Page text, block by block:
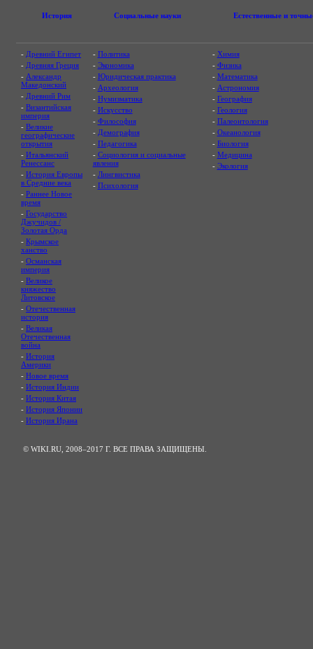
История Социальные науки Естественные и
- Древний Египет
- Древняя Греция
- Александр
Македонский
- Древний Рим
- Византийская
империя
- Великие
географические
открытия
- Итальянский
Ренессанс
- История Европы
в Средние века
- Раннее Новое
время
- Государство
Джучидов /
Золотая Орда
- Крымское
ханство
- Османская
империя
- Великое
княжество
Литовское
- Отечественная
история
- Великая
Отечественная
война
- История
Америки
- Новое время
- История Индии
- История Китая
- История Японии
- История Ирана
- Политика
- Экономика
- Юридическая практика
- Археология
- Нумизматика
- Искусство
- Философия
- Демография
- Педагогика
- Социология и социальные
явления
- Лингвистика
- Психология
- Химия
- Физика
- Математика
- Астрономия
- География
- Геология
- Палеонтология
- Океанология
- Биология
- Медицина
- Экология
© WIKI.RU, 2008–2017 Г. ВСЕ ПРАВА ЗАЩИЩЕНЫ.